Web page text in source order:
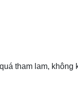
tham lam,